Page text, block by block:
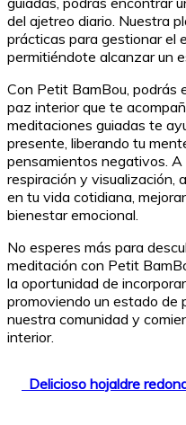
del ajetreo diario. Nuestra
prácticas para gestionar el
permitiéndote alcanzar un
Con Petit BamBou, podrás
paz interior que te
meditaciones guiadas te
presente, liberando tu
pensamientos negativos.
respiración y visualización,
en tu vida cotidiana,
bienestar emocional.
No esperes más para
meditación con Petit
la oportunidad de
promoviendo un estado de
nuestra comunidad y
interior.
Delicioso hojaldre